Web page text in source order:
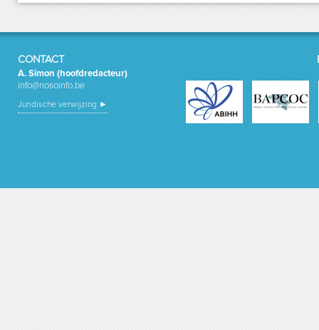
CONTACT
A. Simon (hoofdredacteur)
info@nosoinfo.be
Juridische verwijzing ►